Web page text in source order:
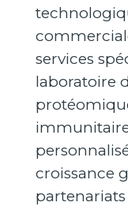
services
laboratoire
croissance